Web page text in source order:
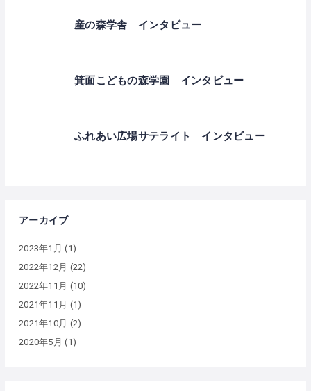
産の森学舎 インタビュー
箕面こどもの森学園 インタビュー
ふれあい広場サテライト インタビュー
アーカイブ
2023年1月 (1)
2022年12月 (22)
2022年11月 (10)
2021年11月 (1)
2021年10月 (2)
2020年5月 (1)